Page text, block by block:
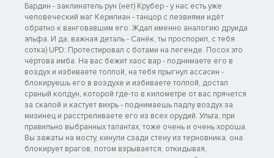
Бардин - заклинатель рун (нет) Крубер - у нас есть уже
человеческий маг Керилиан - танцор с лезвиями идёт
обратно к ванговавшим его. Ждал именно аналогию друида
эльфа. И да, важная деталь - Санёк, ты проспорил, с тебя
сотка) UPD: Протестировал с ботами на легенде. Посох это
чёртова имба. На вас бежит хаос вар - поднимаете его в
воздух и избиваете толпой, на тебя прыгнул ассасин -
блокируешь его в воздухе и избиваете толпой, достал
сраный колдун, которой где-то в километре от вас прячется
за скалой и кастует вихрь - поднимаешь падлу воздух за
мизинец и расстреливаете его из всех орудий. Ульта, при
правильно выбранных талантах, тоже очень и очень хороша.
Вы зажаты на мосту, кинули сзади стену из терновника, она
блокирует врагов, потом взрывается, откидывая,